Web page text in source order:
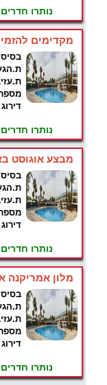
נותרו
מקדימים להזמין
נותרו
מבצע אוגוסט באילת 4 לילות
נותרו
מלון אמריקנה
נותרו